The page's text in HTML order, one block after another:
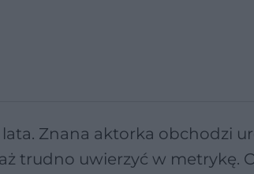
Znana aktorka obchodzi
trudno uwierzyć w metrykę.